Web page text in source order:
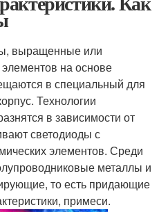
выращенные или
на основе
в специальный для
Технологии
в зависимости от
светодиоды с
элементов. Среди
металлы и
то есть придающие
примеси.